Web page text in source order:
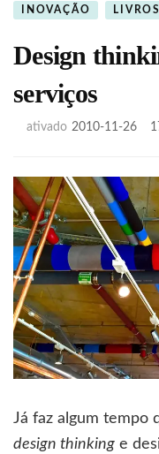
INOVAÇÃO LIVROS
Design
serviços
ativado 2010-11-26
Já faz algum tempo
design thinking e